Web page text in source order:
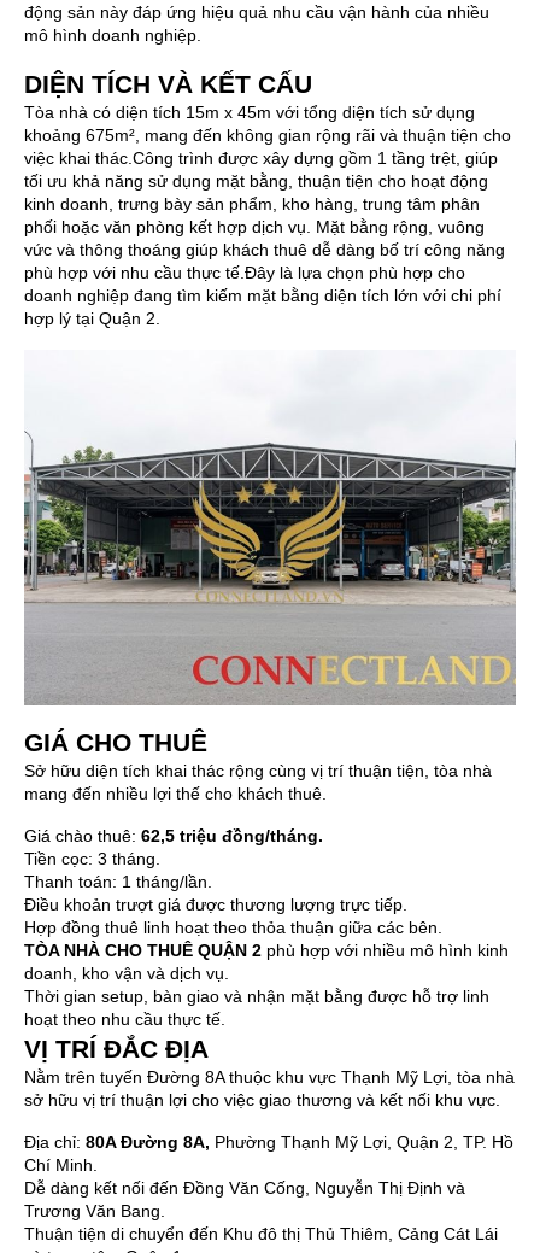
động sản này đáp ứng hiệu quả nhu cầu vận hành của nhiều
mô hình doanh nghiệp.
DIỆN TÍCH VÀ KẾT CẤU
Tòa nhà có diện tích 15m x 45m với tổng diện tích sử dụng
khoảng 675m², mang đến không gian rộng rãi và thuận tiện cho
việc khai thác.Công trình được xây dựng gồm 1 tầng trệt, giúp
tối ưu khả năng sử dụng mặt bằng, thuận tiện cho hoạt động
kinh doanh, trưng bày sản phẩm, kho hàng, trung tâm phân
phối hoặc văn phòng kết hợp dịch vụ. Mặt bằng rộng, vuông
vức và thông thoáng giúp khách thuê dễ dàng bố trí công năng
phù hợp với nhu cầu thực tế.Đây là lựa chọn phù hợp cho
doanh nghiệp đang tìm kiếm mặt bằng diện tích lớn với chi phí
hợp lý tại Quận 2.
GIÁ CHO THUÊ
Sở hữu diện tích khai thác rộng cùng vị trí thuận tiện, tòa nhà
mang đến nhiều lợi thế cho khách thuê.
Giá chào thuê: 62,5 triệu đồng/tháng.
Tiền cọc: 3 tháng.
Thanh toán: 1 tháng/lần.
Điều khoản trượt giá được thương lượng trực tiếp.
Hợp đồng thuê linh hoạt theo thỏa thuận giữa các bên.
TÒA NHÀ CHO THUÊ QUẬN 2 phù hợp với nhiều mô hình kinh
doanh, kho vận và dịch vụ.
Thời gian setup, bàn giao và nhận mặt bằng được hỗ trợ linh
hoạt theo nhu cầu thực tế.
VỊ TRÍ ĐẮC ĐỊA
Nằm trên tuyến Đường 8A thuộc khu vực Thạnh Mỹ Lợi, tòa nhà
sở hữu vị trí thuận lợi cho việc giao thương và kết nối khu vực.
Địa chỉ: 80A Đường 8A, Phường Thạnh Mỹ Lợi, Quận 2, TP. Hồ
Chí Minh.
Dễ dàng kết nối đến Đồng Văn Cống, Nguyễn Thị Định và
Trương Văn Bang.
Thuận tiện di chuyển đến Khu đô thị Thủ Thiêm, Cảng Cát Lái